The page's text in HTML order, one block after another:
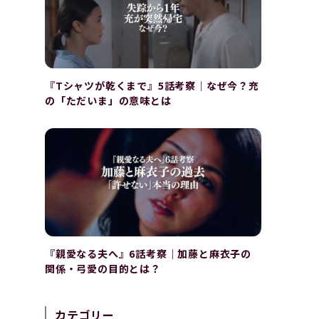
『Tシャツが乾くまで』5話考察｜なぜ今？充
の「ただいま」の意味とは
『親愛なる夫へ』6話考察｜加藤と麻衣子の
関係・弓愛の目的とは？
カテゴリー